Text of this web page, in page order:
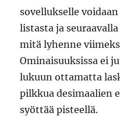
sovellukselle
listasta ja
mitä lyhenne
Ominaisuuksissa ei
lukuun ottamatta
pilkkua desimaalien
syöttää pisteellä.